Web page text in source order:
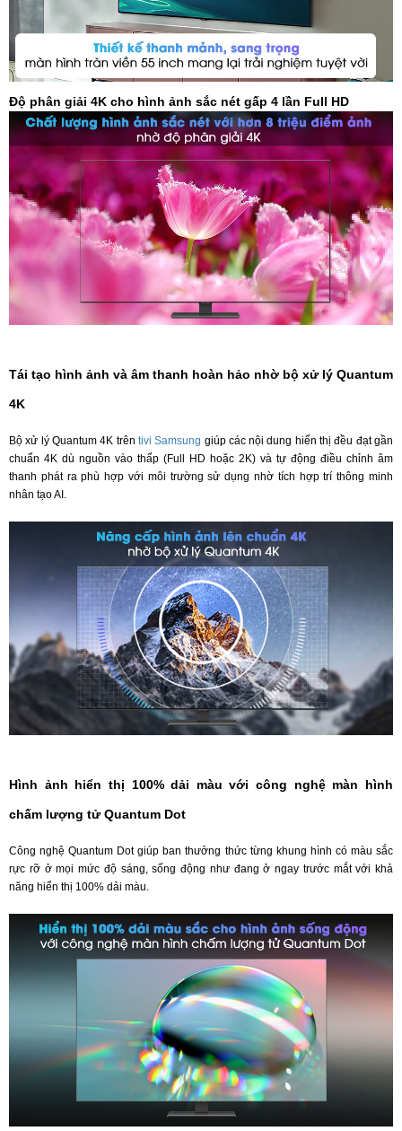
Độ phân giải 4K cho hình ảnh sắc nét gấp 4 lần Full HD
Tái tạo hình ảnh và âm thanh hoàn hảo nhờ bộ xử lý Quantum
4K
Bộ xử lý Quantum 4K trên tivi Samsung giúp các nội dung hiển thị đều đạt gần
chuẩn 4K dù nguồn vào thấp (Full HD hoặc 2K) và tự động điều chỉnh âm
thanh phát ra phù hợp với môi trường sử dụng nhờ tích hợp trí thông minh
nhân tạo AI.
Hình ảnh hiển thị 100% dải màu với công nghệ màn hình
chấm lượng tử Quantum Dot
Công nghệ Quantum Dot giúp ban thưởng thức từng khung hình có màu sắc
rực rỡ ở mọi mức độ sáng, sống động như đang ở ngay trước mắt với khả
năng hiển thị 100% dải màu.